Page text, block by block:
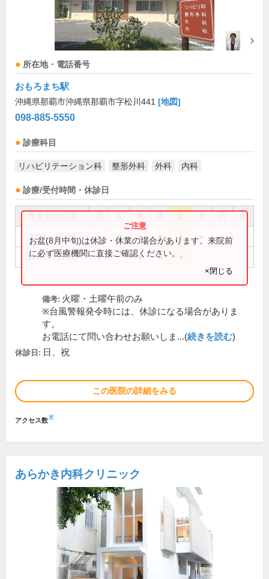
所在地・電話番号
おもろまち駅
沖縄県那覇市沖縄県那覇市字松川441 [地図]
098-885-5550
診療科目
リハビリテーション科 整形外科 外科 内科
診療/受付時間・休診日
祝
9:00～12:30 ● ● ● ● ●
14:00～17:30 ● ● ●
お盆(8月中旬)は休診・休業の場合があります。来院前
に必ず医療機関に直接ご確認ください。
×閉じる
備考: 火曜・土曜午前のみ
※台風警報発令時には、休診になる場合がありま
す。
お電話にて問い合わせお願いしま...(続きを読む)
休診日: 日、祝
この医院の詳細をみる
アクセス数※
あらかき内科クリニック